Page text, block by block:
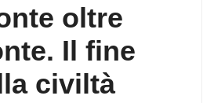
oltre
Il fine
civiltà